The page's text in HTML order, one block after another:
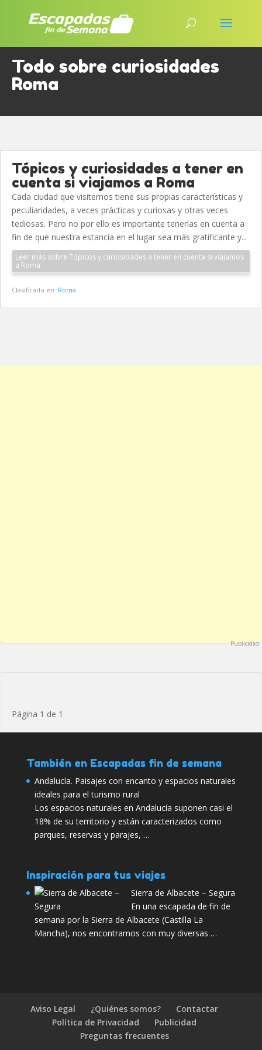
Todo sobre curiosidades
Roma
Tópicos y curiosidades a tener en
cuenta si viajamos a Roma
Cada ciudad que visitemos tiene sus propias características y
peculiaridades, a veces prácticas y curiosas y otras veces
tediosas. Pero no por ello es importante tenerlas en cuenta a
fin de que nuestra estancia en el lugar sea más gratificante y...
Leer más sobre Tópicos y curiosidades a tener en cuenta si viajamos
a Roma
Clasificado en: Roma
Publicidad
Página 1 de 1
También en Escapadas fin de semana
Andalucía. Paisajes con encanto y espacios naturales
ideales para el turismo rural
Los espacios naturales en Andalucía suponen casi el
18% de su territorio y están caracterizados como
parques, reservas y parajes, …
Inspiración para tus viajes
Sierra de Albacete – Segura
En una escapada de fin de
semana por la Sierra de Albacete (Castilla La
Mancha), nos encontramos con muy diversas …
Aviso Legal ¿Quiénes somos?
Contactar
Política de Privacidad
Publicidad
Preguntas frecuentes